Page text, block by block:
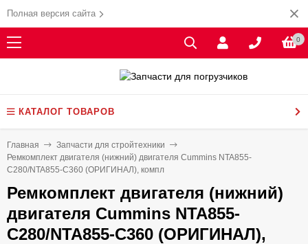
Полная версия сайта
0
КАТАЛОГ ТОВАРОВ
Главная
Запчасти для стройтехники
Ремкомплект двигателя (нижний) двигателя Cummins NTA855-
С280/NTA855-С360 (ОРИГИНАЛ), компл
Ремкомплект двигателя (нижний)
двигателя Cummins NTA855-
С280/NTA855-С360 (ОРИГИНАЛ),